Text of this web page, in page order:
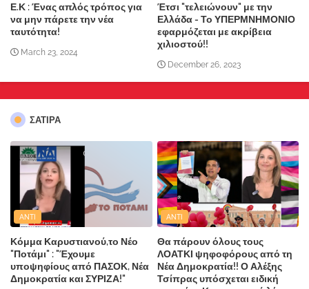
Ε.Κ : Ένας απλός τρόπος για
να μην πάρετε την νέα
ταυτότητα!
March 23, 2024
Έτσι "τελειώνουν" με την
Ελλάδα - Το ΥΠΕΡΜΝΗΜΟΝΙΟ
εφαρμόζεται με ακρίβεια
χιλιοστού!!
December 26, 2023
ΣΑΤΙΡΑ
ANTI
Κόμμα Καρυστιανού,το Νέο
"Ποτάμι" : "Έχουμε
υποψηφίους από ΠΑΣΟΚ, Νέα
Δημοκρατία και ΣΥΡΙΖΑ!"
ANTI
Θα πάρουν όλους τους
ΛΟΑΤΚΙ ψηφοφόρους από τη
Νέα Δημοκρατία!! Ο Αλέξης
Τσίπρας υπόσχεται ειδική